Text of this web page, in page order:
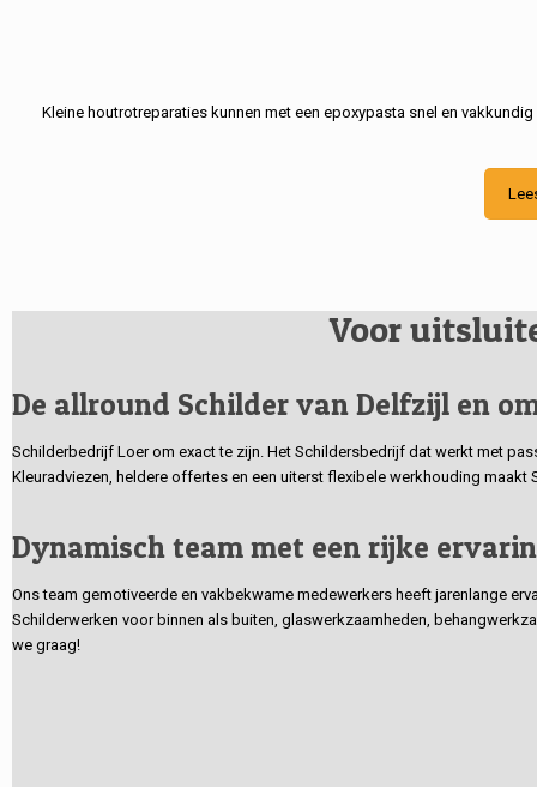
Kleine houtrotreparaties kunnen met een epoxypasta snel en
Voor
De allround Schilder van Delfzijl en
Schilderbedrijf Loer om exact te zijn. Het Schildersbedrijf dat werkt met
Kleuradviezen, heldere offertes en een uiterst flexibele werkhouding
Dynamisch team met een rijke
Ons team gemotiveerde en vakbekwame medewerkers heeft jarenlange
Schilderwerken voor binnen als buiten, glaswerkzaamheden,
we graag!